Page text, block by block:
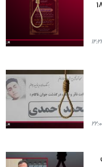
اهل سقز پس از ۱۸